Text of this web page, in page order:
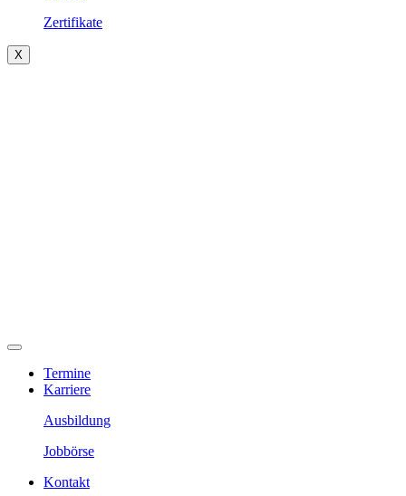
Zertifikate
X
Termine
Karriere
Ausbildung
Jobbörse
Kontakt